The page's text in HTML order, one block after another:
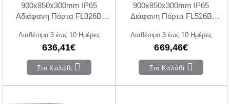
900x850x300mm IP65
Αδιάφανη Πόρτα FL326B
Διαθέσιμο 3 έως 10 Ημέρες
636,41€
Στο Καλάθι
900x850x300mm IP65
Διάφανη Πόρτα FL526B
Διαθέσιμο 3 έως 10 Ημέρες
669,46€
Στο Καλάθι